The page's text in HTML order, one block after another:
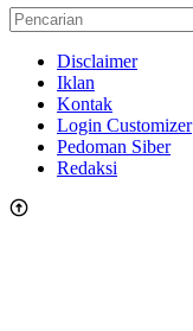
Disclaimer
Iklan
Kontak
Login Customizer
Pedoman Siber
Redaksi